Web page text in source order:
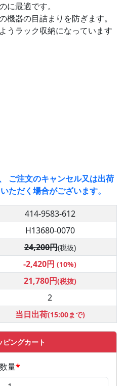
最適です。
器の目詰まりを防ぎます。
うラック収納になっています
ご注文のキャンセル又は出荷
ただく場合がございます。
414-9583-612
H13680-0070
24,200円(税抜)
-2,420円 (10%)
21,780円(税抜)
2
当日出荷(15:00まで)
ピングカート
数量*